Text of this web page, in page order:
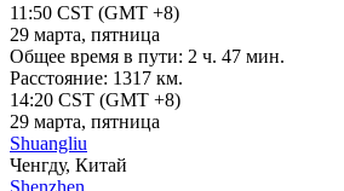
11:50 CST (GMT +8)
29 марта, пятница
Общее время в пути: 2 ч. 47 мин.
Расстояние: 1317 км.
14:20 CST (GMT +8)
29 марта, пятница
Shuangliu
Ченгду, Китай
Shenzhen